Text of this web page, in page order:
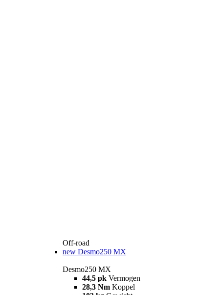
Off-road
new Desmo250 MX
Desmo250 MX
44,5 pk Vermogen
28,3 Nm Koppel